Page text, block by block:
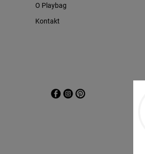
O Playbag
Kontakt